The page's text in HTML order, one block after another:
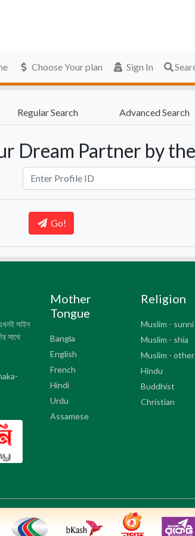
Choose Your plan Sign In
Regular Search Advanced Search
Dream Partner by
Go!
সাইন
সাথে
Mother
Tongue
Bangla
English
French
Hindi
Urdu
Assamese
Religion
Muslim - sunni
Muslim - shia
Muslim -
Hindu
Buddhist
Christian